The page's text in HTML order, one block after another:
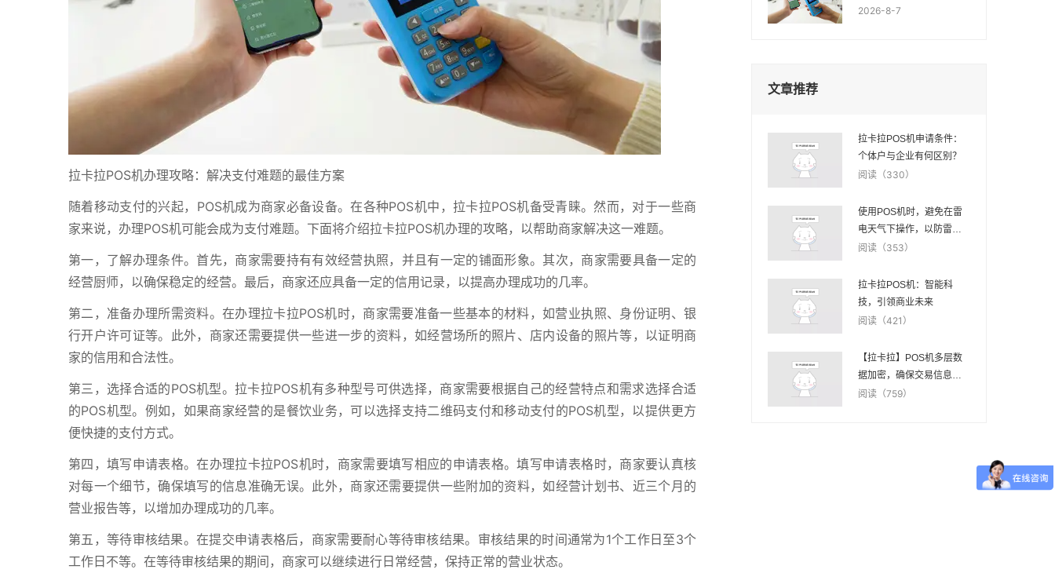
拉卡拉POS机办理攻略：解决支付难题的最佳方案
随着移动支付的兴起，POS机成为商家必备设备。在各种POS机中，拉卡拉POS机备受青睐。然而，对于一些商
家来说，办理POS机可能会成为支付难题。下面将介绍拉卡拉POS机办理的攻略，以帮助商家解决这一难题。
第一，了解办理条件。首先，商家需要持有有效经营执照，并且有一定的铺面形象。其次，商家需要具备一定的
经营厨师，以确保稳定的经营。最后，商家还应具备一定的信用记录，以提高办理成功的几率。
第二，准备办理所需资料。在办理拉卡拉POS机时，商家需要准备一些基本的材料，如营业执照、身份证明、银
行开户许可证等。此外，商家还需要提供一些进一步的资料，如经营场所的照片、店内设备的照片等，以证明商
家的信用和合法性。
第三，选择合适的POS机型。拉卡拉POS机有多种型号可供选择，商家需要根据自己的经营特点和需求选择合适
的POS机型。例如，如果商家经营的是餐饮业务，可以选择支持二维码支付和移动支付的POS机型，以提供更方
便快捷的支付方式。
第四，填写申请表格。在办理拉卡拉POS机时，商家需要填写相应的申请表格。填写申请表格时，商家要认真核
对每一个细节，确保填写的信息准确无误。此外，商家还需要提供一些附加的资料，如经营计划书、近三个月的
营业报告等，以增加办理成功的几率。
第五，等待审核结果。在提交申请表格后，商家需要耐心等待审核结果。审核结果的时间通常为1个工作日至3个
工作日不等。在等待审核结果的期间，商家可以继续进行日常经营，保持正常的营业状态。
2026-8-7
文章推荐
拉卡拉POS机申请条件：
个体户与企业有何区别？
阅读（330）
使用POS机时，避免在雷
电天气下操作，以防雷
击。
阅读（353）
拉卡拉POS机：智能科
技，引领商业未来
阅读（421）
【拉卡拉】POS机多层数
据加密，确保交易信息安
全
阅读（759）